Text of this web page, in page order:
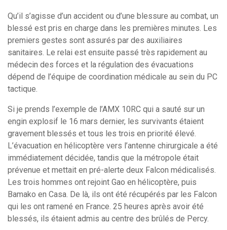
Qu’il s’agisse d’un accident ou d’une blessure au combat, un
blessé est pris en charge dans les premières minutes. Les
premiers gestes sont assurés par des auxiliaires
sanitaires. Le relai est ensuite passé très rapidement au
médecin des forces et la régulation des évacuations
dépend de l’équipe de coordination médicale au sein du PC
tactique.
Si je prends l’exemple de l’AMX 10RC qui a sauté sur un
engin explosif le 16 mars dernier, les survivants étaient
gravement blessés et tous les trois en priorité élevé.
L’évacuation en hélicoptère vers l’antenne chirurgicale a été
immédiatement décidée, tandis que la métropole était
prévenue et mettait en pré-alerte deux Falcon médicalisés.
Les trois hommes ont rejoint Gao en hélicoptère, puis
Bamako en Casa. De là, ils ont été récupérés par les Falcon
qui les ont ramené en France. 25 heures après avoir été
blessés, ils étaient admis au centre des brûlés de Percy.